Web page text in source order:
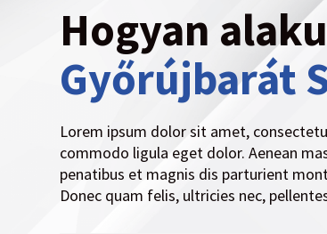
Hogyan
Győrújbarát
Lorem ipsum dolor sit amet,
commodo ligula eget dolor. Aenean
penatibus et magnis dis parturient
Donec quam felis, ultricies nec,